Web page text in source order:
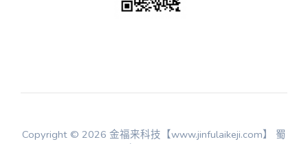
Copyright © 2026 金福来科技【www.jinfulaikeji.com】 蜀